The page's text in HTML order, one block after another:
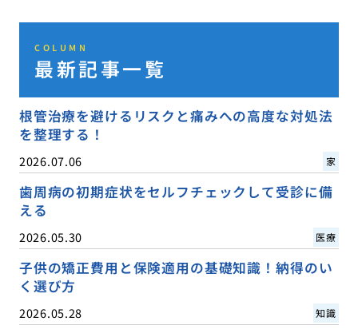
COLUMN
最新記事一覧
根管治療を避けるリスクと痛みへの高度な対処法
を整理する！
2026.07.06 家
歯周病の初期症状をセルフチェックして受診に備
える
2026.05.30 医療
子供の矯正費用と保険適用の基礎知識！納得のい
く選び方
2026.05.28 知識